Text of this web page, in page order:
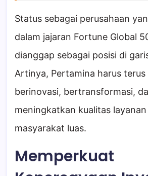
Status sebagai perusahaan
dalam jajaran Fortune Global
dianggap sebagai posisi di
Artinya, Pertamina harus
berinovasi, bertransformasi,
meningkatkan kualitas
masyarakat luas.
Memperkuat